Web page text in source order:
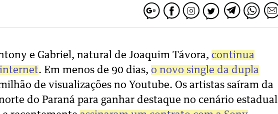
e Gabriel, natural de Joaquim Távora, continua
internet. Em menos de 90 dias, o novo single da dupla
de visualizações no Youtube. Os artistas saíram da
do Paraná para ganhar destaque no cenário estadual